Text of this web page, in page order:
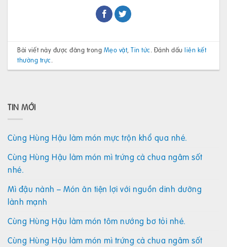
Bài viết này được đăng trong Mẹo vặt,Tin tức. Đánh dấuliên kết
thường trực.
TIN MỚI
Cùng Hùng Hậu làm món mực trộn khổ qua nhé.
Cùng Hùng Hậu làm món mì trứng cà chua ngâm sốt
nhé.
Mì đậu nành – Món ăn tiện lợi với nguồn dinh dưỡng
lành mạnh
Cùng Hùng Hậu làm món tôm nướng bơ tỏi nhé.
Cùng Hùng Hậu làm món mì trứng cà chua ngâm sốt